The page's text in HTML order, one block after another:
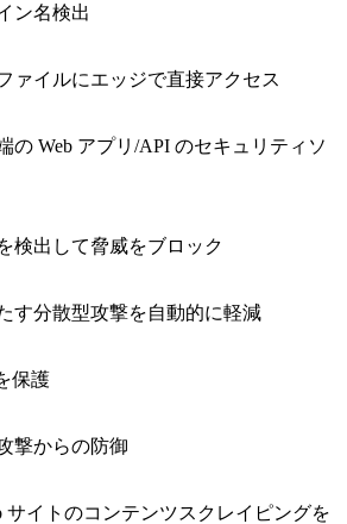
ン名検出
ァイルにエッジで直接アクセス
の Web アプリ/API のセキュリティソ
検出して脅威をブロック
す分散型攻撃を自動的に軽減
保護
撃からの防御
サイトのコンテンツスクレイピングを